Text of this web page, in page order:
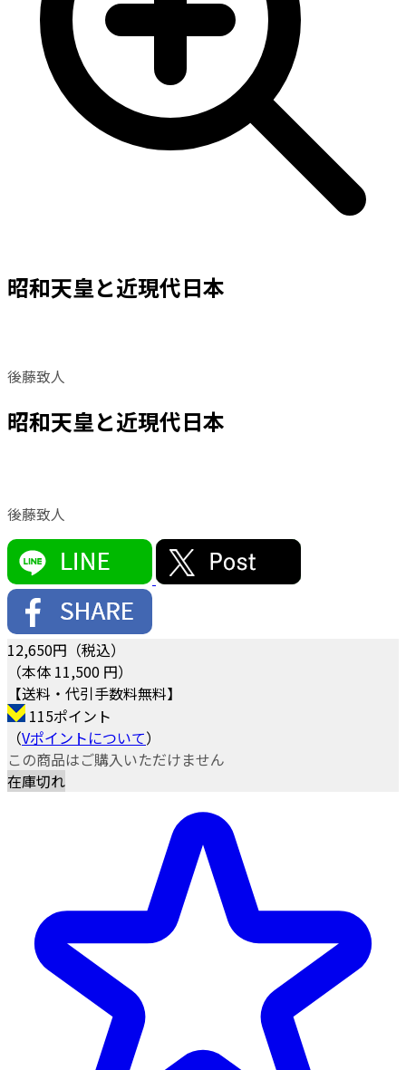
昭和天皇と近現代日本
後藤致人
昭和天皇と近現代日本
後藤致人
12,650円（税込）
（本体 11,500 円）
【送料・代引手数料無料】
115ポイント
（Vポイントについて）
この商品はご購入いただけません
在庫切れ